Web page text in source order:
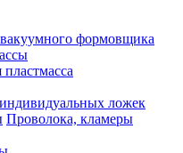
формовщика
ложек
Проволока, кламеры